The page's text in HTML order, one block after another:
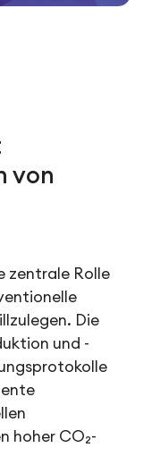
von
zentrale Rolle
Die
und -
hoher CO₂-